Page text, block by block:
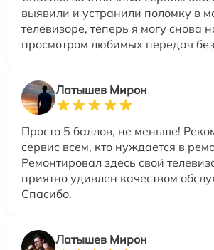
выявили и устранили поломку в
телевизоре, теперь я могу снова
просмотром любимых передач без
Латышев Мирон
Просто 5 баллов, не меньше!
сервис всем, кто нуждается в
Ремонтировал здесь свой
приятно удивлен качеством
Спасибо.
Латышев Мирон